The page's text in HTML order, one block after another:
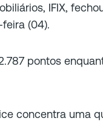
IFIX,
(04).
pontos
concentra uma